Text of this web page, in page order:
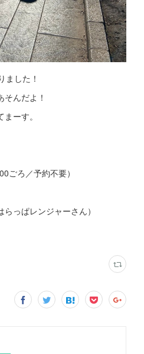
ました！
んだよ！
ーす。
ごろ／予約不要）
っぱレンジャーさん）